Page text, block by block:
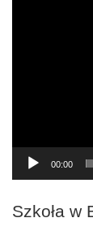
00:00
Szkoła w